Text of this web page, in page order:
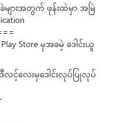
ျားအတွက် ဖုန်းထဲမှာ အမြဲ
Store မှအခမဲ့ ဒေါင်းယူ
ဒီလင့်လေးမှဒေါင်းလုပ်ပြုလုပ်